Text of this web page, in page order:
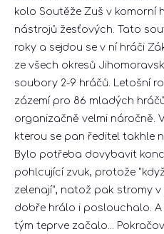
kolo Soutěže Zuš v komorní
nástrojů žesťových. Tato
roky a sejdou se v ní hráči
ze všech okresů
soubory 2-9 hráčů. Letošní
zázemí pro 86 mladých
organizačně velmi náročně.
kterou se pan ředitel takhle
Bylo potřeba dovybavit
pohlcující zvuk, protože
zelenají", natož pak stromy
dobře hrálo i poslouchalo.
tým teprve začalo...